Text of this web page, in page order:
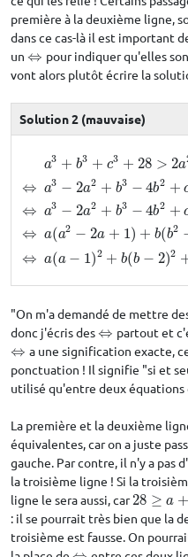
première à la deuxième ligne,
dans ce cas-là il est important
un ⇔
⇔ pour indiquer qu'elles
vont alors plutôt écrire la
Solution 2 (mauvaise)
⇔
⇔
⇔
⇔
a3 + b3 + c3 + 28 > 2a
a3 − 2a2 + b3 − 4b2 +
a3 − 2a2 + b3 − 4b2 +
a(a2 − 2a + 1) + b(b2
a(a − 1)2 + b(b − 2)2
b3+ c3 +28> 2a2 +4 b2+6c 2
"On m'a demandé de mettre
donc j'écris des⇔
⇔ partout et
⇔
⇔ a une signification exacte,
ponctuation ! Il signifie "si et
utilisé qu'entre deux
La première et la deuxième
équivalentes, car on a juste
gauche. Par contre, il n'y a pas
la troisième ligne ! Si la
ligne le sera aussi, car28 ≥ a +
28 ≥a+4 b+
: il se pourrait très bien que la
troisième est fausse. On